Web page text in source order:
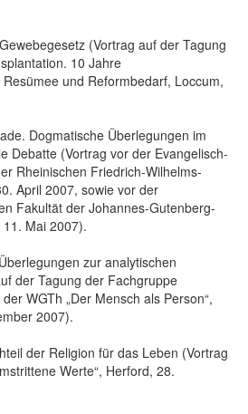
(Vortrag auf der Tagung
10 Jahre
und Reformbedarf, Loccum,
Dogmatische Überlegungen im
Debatte (Vortrag vor der Evangelisch-
Rheinischen Friedrich-Wilhelms-
April 2007, sowie vor der
Fakultät der Johannes-Gutenberg-
Mai 2007).
zur analytischen
der Tagung der Fachgruppe
WGTh „Der Mensch als Person“,
2007).
der Religion für das Leben (Vortrag
Werte“, Herford, 28.